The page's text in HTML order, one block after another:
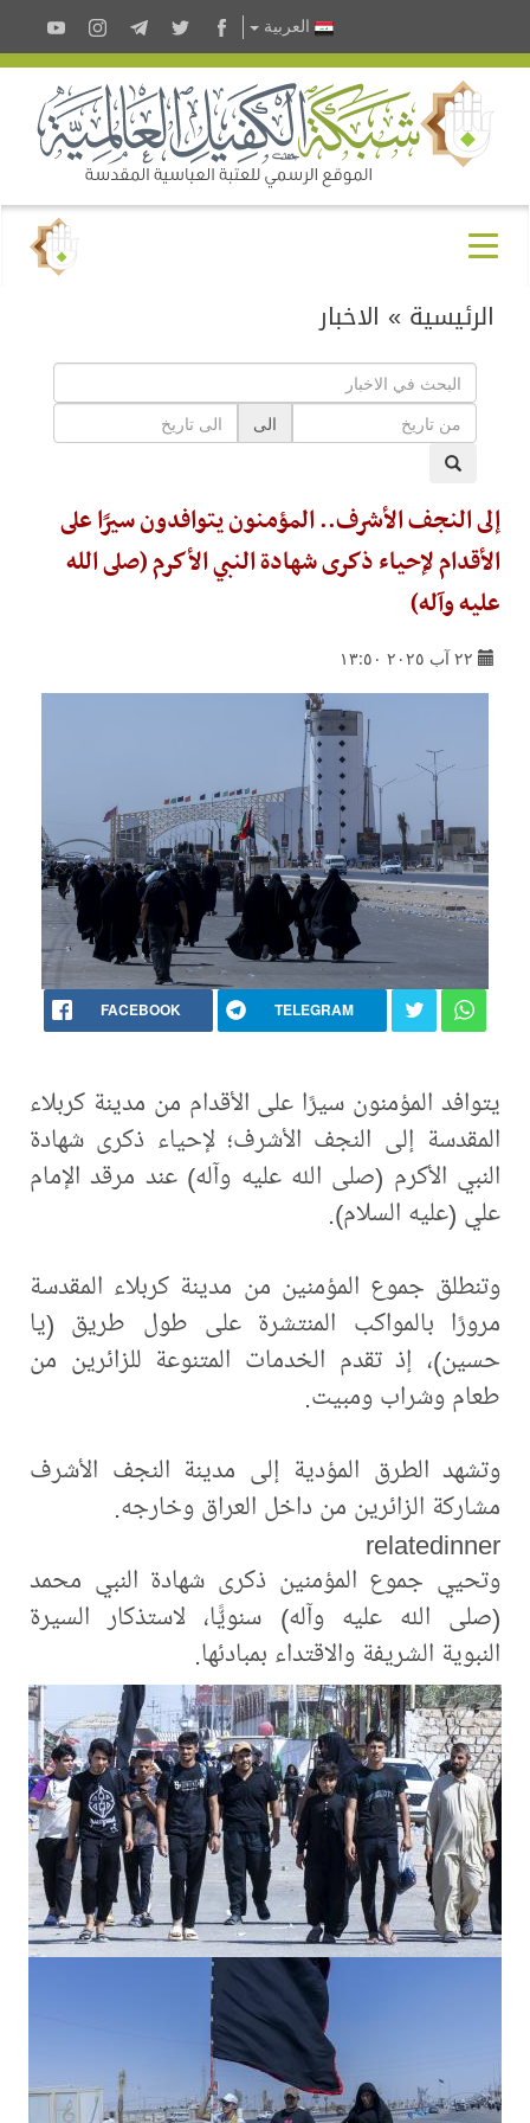
العربية
الرئيسية » الاخبار
الى
إلى النجف الأشرف.. المؤمنون يتوافدون سيرًا على
الأقدام لإحياء ذكرى شهادة النبي الأكرم (صلى الله
عليه وآله)
٢٢ آب ٢٠٢٥ ١٣:٥٠
FACEBOOK TELEGRAM
يتوافد المؤمنون سيرًا على الأقدام من مدينة كربلاء
المقدسة إلى النجف الأشرف؛ لإحياء ذكرى شهادة
النبي الأكرم (صلى الله عليه وآله) عند مرقد الإمام
علي (عليه السلام).
وتنطلق جموع المؤمنين من مدينة كربلاء المقدسة
مرورًا بالمواكب المنتشرة على طول طريق (يا
حسين)، إذ تقدم الخدمات المتنوعة للزائرين من
طعام وشراب ومبيت.
وتشهد الطرق المؤدية إلى مدينة النجف الأشرف
مشاركة الزائرين من داخل العراق وخارجه.
relatedinner
وتحيي جموع المؤمنين ذكرى شهادة النبي محمد
(صلى الله عليه وآله) سنويًّا، لاستذكار السيرة
النبوية الشريفة والاقتداء بمبادئها.